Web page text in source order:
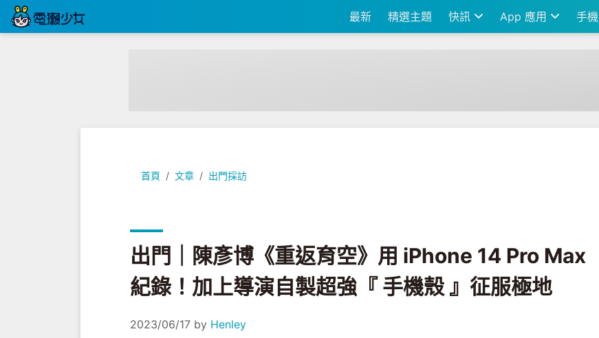
最新 精選主題 快訊 App 應用 手機
首頁 文章 出門採訪
出門｜陳彥博《重返育空》用 iPhone 14 Pro Max 紀錄！加上導演自製超強『 手機殼 』征服極地
出門｜陳彥博《重返育空》用 iPhone 14 Pro Max
紀錄！加上導演自製超強『 手機殼 』征服極地
2023/06/17 by Henley